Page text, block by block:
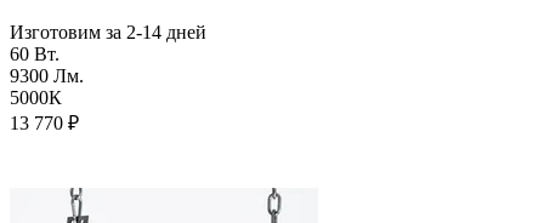
Изготовим за 2-14 дней
60 Вт.
9300 Лм.
5000К
13 770 ₽